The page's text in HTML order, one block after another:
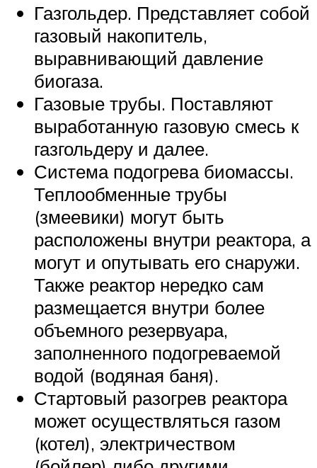
Газгольдер. Представляет собой
газовый накопитель,
выравнивающий давление
биогаза.
Газовые трубы. Поставляют
выработанную газовую смесь к
газгольдеру и далее.
Система подогрева биомассы.
Теплообменные трубы
(змеевики) могут быть
расположены внутри реактора, а
могут и опутывать его снаружи.
Также реактор нередко сам
размещается внутри более
объемного резервуара,
заполненного подогреваемой
водой (водяная баня).
Стартовый разогрев реактора
может осуществляться газом
(котел), электричеством